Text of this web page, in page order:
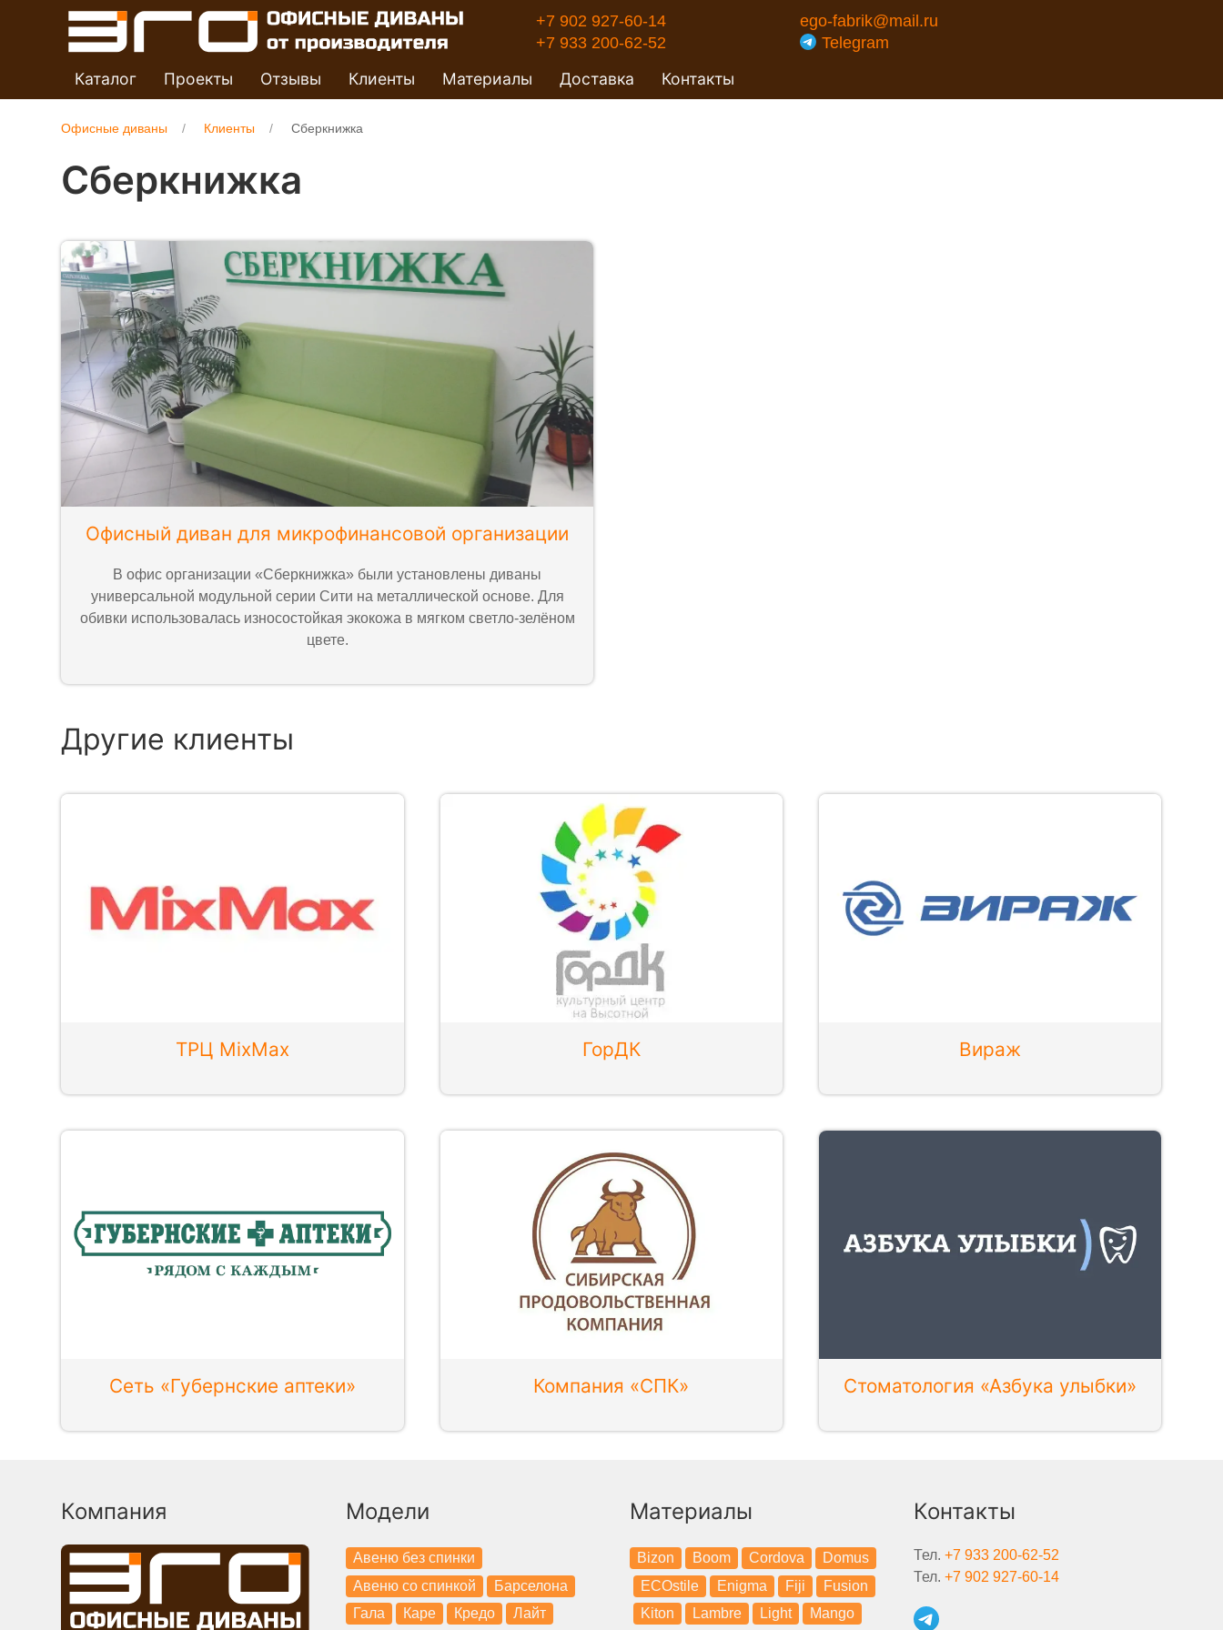
+7 902 927-60-14
+7 933 200-62-52
ego-fabrik@mail.ru
Telegram
Каталог Проекты Отзывы Клиенты Материалы Доставка Контакты
Офисные диваны Клиенты Сберкнижка
Сберкнижка
Офисный диван для микрофинансовой организации
В офис организации «Сберкнижка» были установлены диваны
универсальной модульной серии Сити на металлической основе. Для
обивки использовалась износостойкая экокожа в мягком светло-зелёном
цвете.
Другие клиенты
ТРЦ MixMax ГорДК Вираж
Сеть «Губернские аптеки» Компания «СПК» Стоматология «Азбука улыбки»
Компания Модели
Авеню без спинки
Авеню со спинкой
Барселона
Гала
Каре Кредо Лайт
Материалы
Bizon Boom Cordova
Domus
ECOstile
Enigma Fiji
Fusion
Kiton
Lambre Light Mango
Контакты
Тел.+7 933 200-62-52
Тел.+7 902 927-60-14